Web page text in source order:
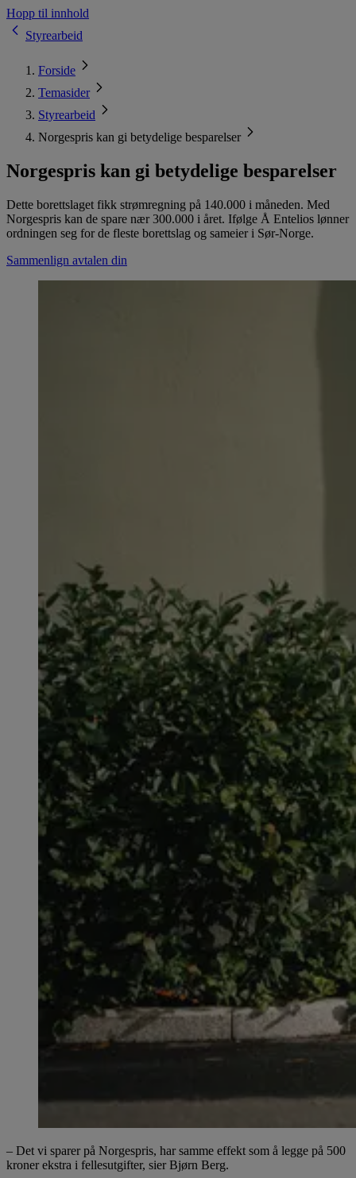
Hopp til innhold
Styrearbeid
Forside
Temasider
Styrearbeid
Norgespris kan gi betydelige besparelser
Norgespris kan gi betydelige besparelser
Dette borettslaget fikk strømregning på 140.000 i måneden. Med
Norgespris kan de spare nær 300.000 i året. Ifølge Å Entelios lønner
ordningen seg for de fleste borettslag og sameier i Sør-Norge.
Sammenlign avtalen din
– Det vi sparer på Norgespris, har samme effekt som å legge på 500
kroner ekstra i fellesutgifter, sier Bjørn Berg.